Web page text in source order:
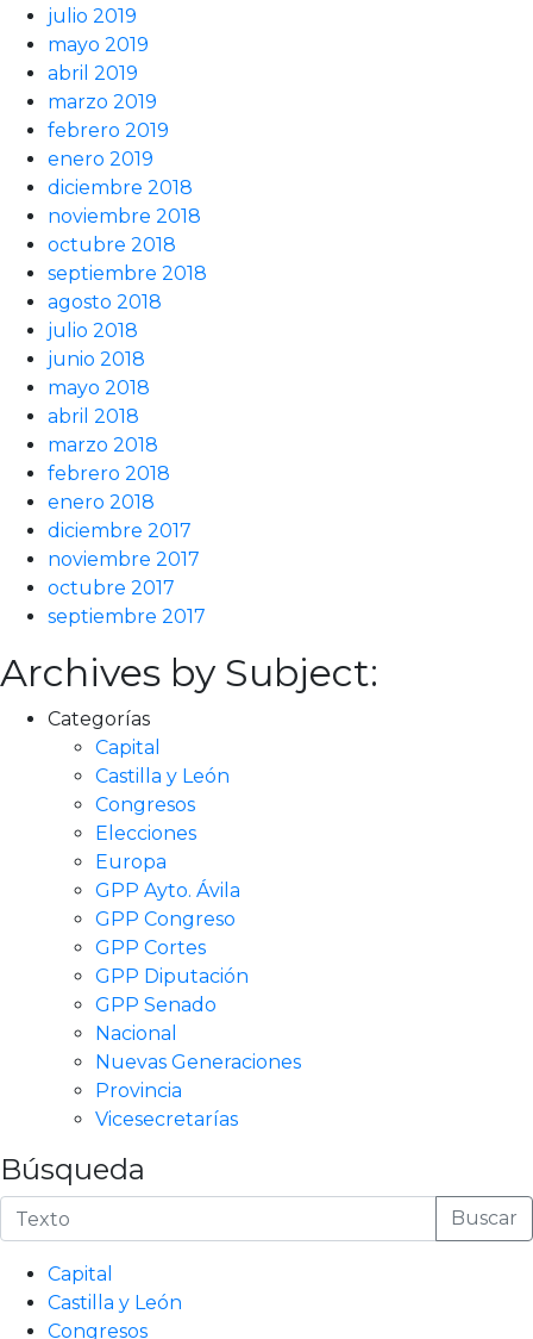
julio 2019
mayo 2019
abril 2019
marzo 2019
febrero 2019
enero 2019
diciembre 2018
noviembre 2018
octubre 2018
septiembre 2018
agosto 2018
julio 2018
junio 2018
mayo 2018
abril 2018
marzo 2018
febrero 2018
enero 2018
diciembre 2017
noviembre 2017
octubre 2017
septiembre 2017
Archives by Subject:
Categorías
Capital
Castilla y León
Congresos
Elecciones
Europa
GPP Ayto. Ávila
GPP Congreso
GPP Cortes
GPP Diputación
GPP Senado
Nacional
Nuevas Generaciones
Provincia
Vicesecretarías
Búsqueda
Buscar
Capital
Castilla y León
Congresos